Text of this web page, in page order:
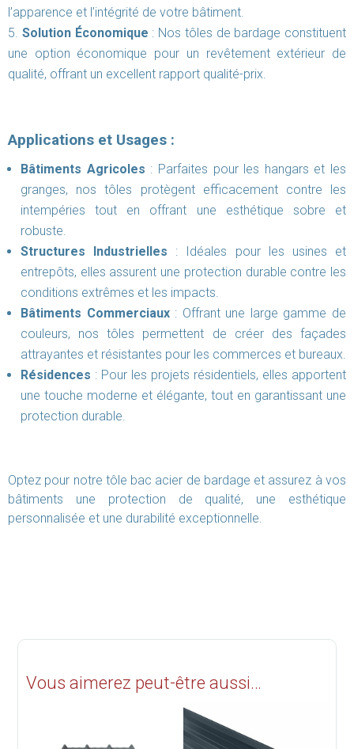
l’apparence et l’intégrité de votre bâtiment.
Solution Économique : Nos tôles de bardage constituent
une option économique pour un revêtement extérieur de
qualité, offrant un excellent rapport qualité-prix.
Applications et Usages :
Bâtiments Agricoles : Parfaites pour les hangars et les
granges, nos tôles protègent efficacement contre les
intempéries tout en offrant une esthétique sobre et
robuste.
Structures Industrielles : Idéales pour les usines et
entrepôts, elles assurent une protection durable contre les
conditions extrêmes et les impacts.
Bâtiments Commerciaux: Offrant une large gamme de
couleurs, nos tôles permettent de créer des façades
attrayantes et résistantes pour les commerces et bureaux.
Résidences : Pour les projets résidentiels, elles apportent
une touche moderne et élégante, tout en garantissant une
protection durable.
Optez pour notre tôle bac acier de bardage et assurez à vos
bâtiments une protection de qualité, une esthétique
personnalisée et une durabilité exceptionnelle.
Vous aimerez peut-être aussi…